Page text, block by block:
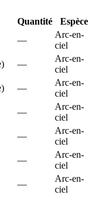
Quantité
Espèce
—
Arc-en-
ciel
—
Arc-en-
ciel
—
Arc-en-
ciel
—
Arc-en-
ciel
—
Arc-en-
ciel
—
Arc-en-
ciel
—
Arc-en-
ciel